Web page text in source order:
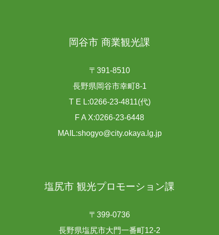
岡谷市 商業観光課
〒391-8510
長野県岡谷市幸町8-1
T E L:0266-23-4811(代)
F A X:0266-23-6448
MAIL:shogyo@city.okaya.lg.jp
塩尻市 観光プロモーション課
〒399-0736
長野県塩尻市大門一番町12-2